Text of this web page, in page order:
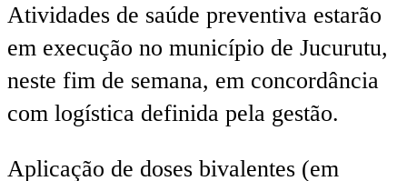
Atividades de saúde preventiva estarão
em execução no município de Jucurutu,
neste fim de semana, em concordância
com logística definida pela gestão.
Aplicação de doses bivalentes (em